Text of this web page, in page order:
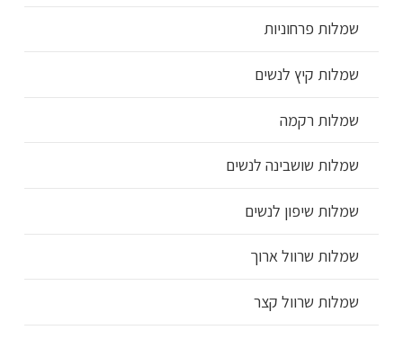
שמלות פרחוניות
שמלות קיץ לנשים
שמלות רקמה
שמלות שושבינה לנשים
שמלות שיפון לנשים
שמלות שרוול ארוך
שמלות שרוול קצר